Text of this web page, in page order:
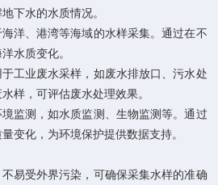
下水的水质情况。
、港湾等海域的水样采集。通过在不
水质变化。
业废水采样，如废水排放口、污水处
样，可评估废水处理效果。
测，如水质监测、生物监测等。通过
变化，为环境保护提供数据支持。
受外界污染，可确保采集水样的准确